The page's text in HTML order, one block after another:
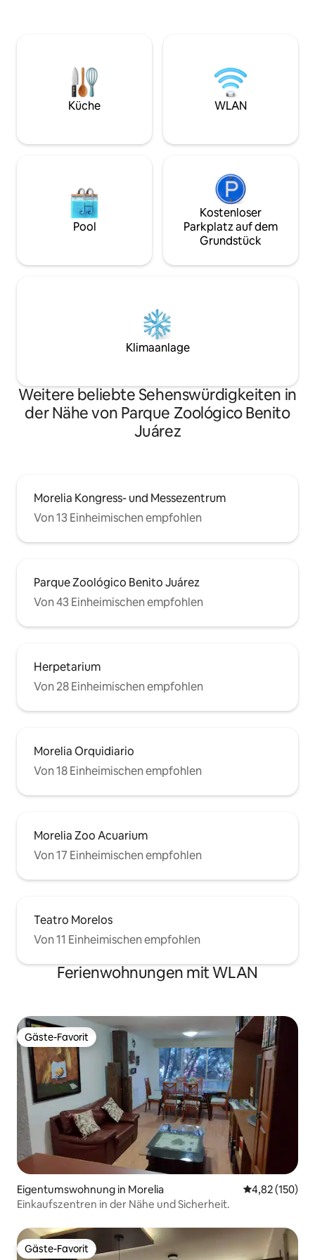
historischen
wenige Blocks
entfernt.
Küche WLAN
Pool
Kostenloser
Parkplatz auf dem
Grundstück
Klimaanlage
Weitere beliebte Sehenswürdigkeiten in
der Nähe von Parque Zoológico Benito
Juárez
Morelia Kongress- und Messezentrum
Von 13 Einheimischen empfohlen
Parque Zoológico Benito Juárez
Von 43 Einheimischen empfohlen
Herpetarium
Von 28 Einheimischen empfohlen
Morelia Orquidiario
Von 18 Einheimischen empfohlen
Morelia Zoo Acuarium
Von 17 Einheimischen empfohlen
Teatro Morelos
Von 11 Einheimischen empfohlen
Ferienwohnungen mit WLAN
Gäste-Favorit
Gäste-Favorit
Eigentumswohnung in Morelia
4,82 (150)
Einkaufszentren in der Nähe und Sicherheit.
Gäste-Favorit
Gäste-Favorit